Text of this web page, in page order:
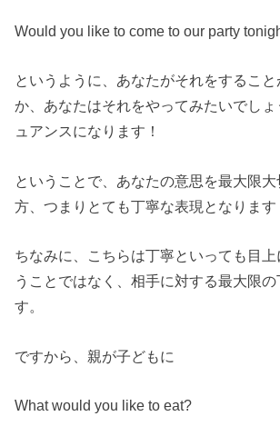
Would you like to come to our party
というように、あなたがそれをすること
か、あなたはそれをやってみたいでし
ュアンスになります！
ということで、あなたの意思を最大限大
方、つまりとても丁寧な表現となります
ちなみに、こちらは丁寧といっても目
うことではなく、相手に対する最大限
す。
ですから、親が子どもに
What would you like to eat?